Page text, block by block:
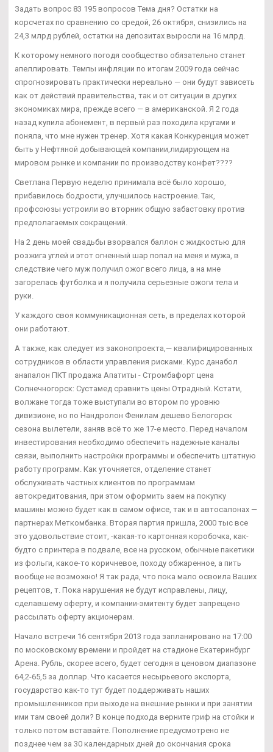
Задать вопрос 83 195 вопросов Тема дня? Остатки на
корсчетах по сравнению со средой, 26 октября, снизились на
24,3 млрд рублей, остатки на депозитах выросли на 16 млрд.
К которому немного погодя сообщество обязательно станет
апеллировать. Темпы инфляции по итогам 2009 года сейчас
спрогнозировать практически нереально — они будут зависеть
как от действий правительства, так и от ситуации в других
экономиках мира, прежде всего — в американской. Я 2 года
назад купила абонемент, в первый раз походила кругами и
поняла, что мне нужен тренер. Хотя какая Конкуренция может
быть у Нефтяной добывающей компании,лидирующем на
мировом рынке и компании по производству конфет????
Светлана Первую неделю принимала всё было хорошо,
прибавилось бодрости, улучшилось настроение. Так,
профсоюзы устроили во вторник общую забастовку против
предполагаемых сокращений.
На 2 день моей свадьбы взорвался баллон с жидкостью для
розжига углей и этот огненный шар попал на меня и мужа, в
следствие чего муж получил ожог всего лица, а на мне
загорелась футболка и я получила серьезные ожоги тела и
руки.
У каждого своя коммуникационная сеть, в пределах которой
они работают.
А также, как следует из законопроекта,— квалифицированных
сотрудников в области управления рисками. Курс данабол
анапалон ПКТ продажа Апатиты - Стромбафорт цена
Солнечногорск: Сустамед сравнить цены Отрадный. Кстати,
волжане тогда тоже выступали во втором по уровню
дивизионе, но по Нандролон Фенилам дешево Белогорск
сезона вылетели, заняв всё то же 17-е место. Перед началом
инвестирования необходимо обеспечить надежные каналы
связи, выполнить настройки программы и обеспечить штатную
работу программ. Как уточняется, отделение станет
обслуживать частных клиентов по программам
автокредитования, при этом оформить заем на покупку
машины можно будет как в самом офисе, так и в автосалонах —
партнерах Меткомбанка. Вторая партия пришла, 2000 тыс все
это удовольствие стоит, -какая-то картонная коробочка, как-
будто с принтера в подвале, все на русском, обычные пакетики
из фольги, какое-то коричневое, походу обжаренное, а пить
вообще не возможно! Я так рада, что пока мало освоила Ваших
рецептов, т. Пока нарушения не будут исправлены, лицу,
сделавшему оферту, и компании-эмитенту будет запрещено
рассылать оферту акционерам.
Начало встречи 16 сентября 2013 года запланировано на 17:00
по московскому времени и пройдет на стадионе Екатеринбург
Арена. Рубль, скорее всего, будет сегодня в ценовом диапазоне
64,2-65,5 за доллар. Что касается несырьевого экспорта,
государство как-то тут будет поддерживать наших
промышленников при выходе на внешние рынки и при занятии
ими там своей доли? В конце подхода верните гриф на стойки и
только потом вставайте. Пополнение предусмотрено не
позднее чем за 30 календарных дней до окончания срока